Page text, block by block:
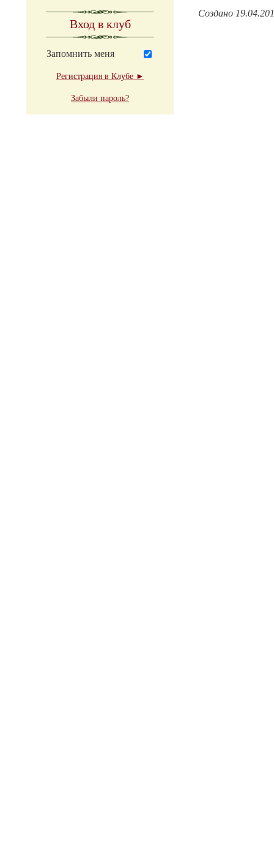
Вход в клуб
Запомнить меня
Регистрация в Клубе ►
Забыли пароль?
Создано